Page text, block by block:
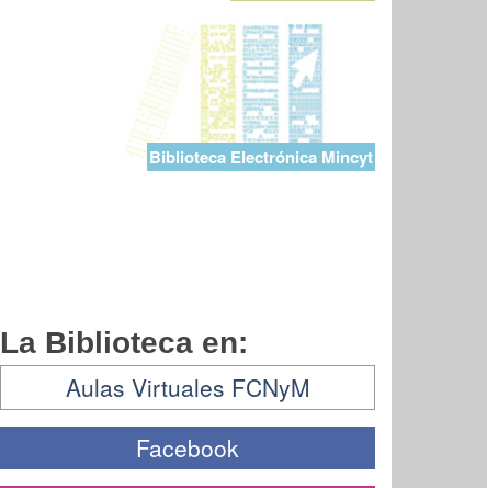
Biblioteca Electrónica Mincyt
La Biblioteca en:
Aulas Virtuales FCNyM
Facebook